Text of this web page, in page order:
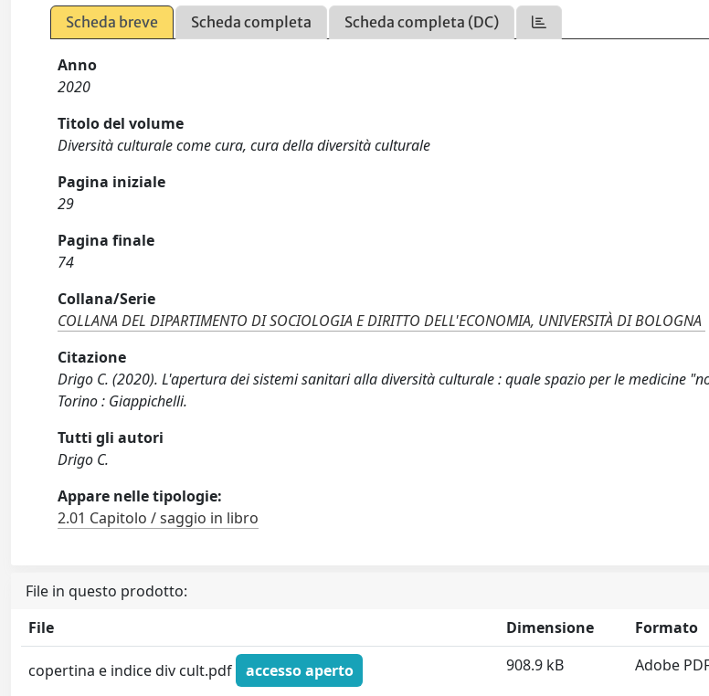
Scheda breve Scheda completa Scheda completa (DC)
Anno
2020
Titolo del volume
Diversità culturale come cura, cura della diversità culturale
Pagina iniziale
29
Pagina finale
74
Collana/Serie
COLLANA DEL DIPARTIMENTO DI SOCIOLOGIA E DIRITTO DELL'ECONOMIA, UNIVERSITÀ DI BOLOGNA
Citazione
Drigo C. (2020). L'apertura dei sistemi sanitari alla diversità culturale : quale spazio per le medicine
Torino : Giappichelli.
Tutti gli autori
Drigo C.
Appare nelle tipologie:
2.01 Capitolo / saggio in libro
File in questo prodotto:
File
Dimensione Formato
copertina e indice div cult.pdf
accesso aperto
908.9 kB Adobe